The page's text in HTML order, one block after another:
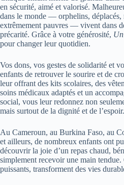
en sécurité, aimé et valorisé.
dans le monde — orphelins, déplacés,
extrêmement pauvres — vivent dans
précarité. Grâce à votre générosité,
pour changer leur quotidien.
Vos dons, vos gestes de solidarité et
enfants de retrouver le sourire et de
leur offrant des kits scolaires, des
soins médicaux adaptés et un
social, vous leur redonnez non
mais surtout de la dignité et de l’espoir.
Au Cameroun, au Burkina Faso, au
et ailleurs, de nombreux enfants ont
découvrir la joie d’un repas chaud,
simplement recevoir une main tendue.
puissants, transforment des vies